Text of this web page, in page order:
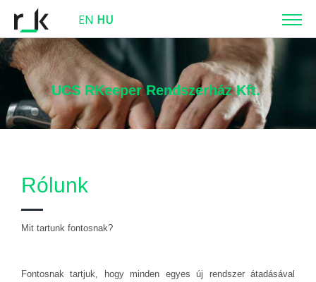
EN HU
UCS RKeeper Rendszerház Kft. ​
Rólunk
Mit tartunk fontosnak?
Fontosnak tartjuk, hogy minden egyes új rendszer átadásával